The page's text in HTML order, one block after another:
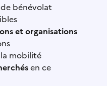
bénévolat
et organisations
mobilité
en ce